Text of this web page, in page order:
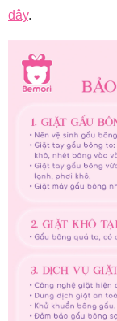
đây.